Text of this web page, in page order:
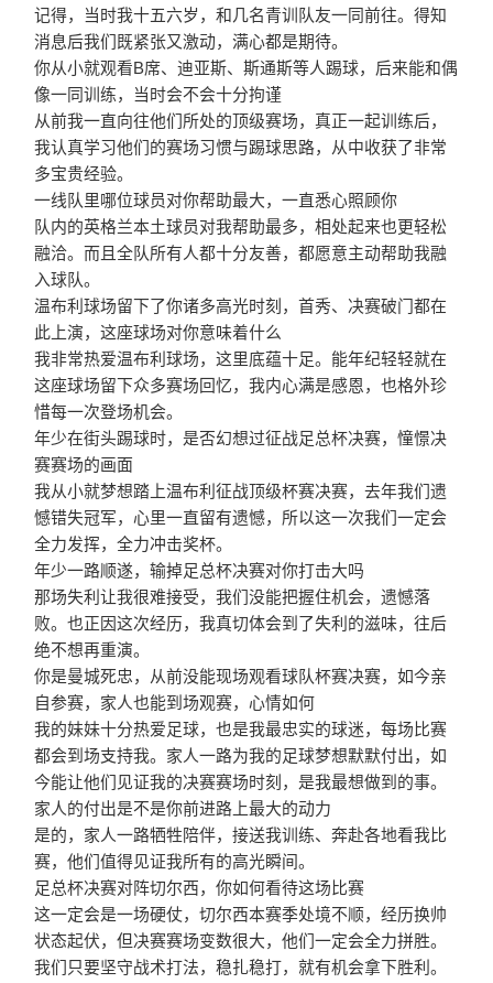
记得，当时我十五六岁，和几名青训队友一同前往。得知
消息后我们既紧张又激动，满心都是期待。
你从小就观看B席、迪亚斯、斯通斯等人踢球，后来能和偶
像一同训练，当时会不会十分拘谨
从前我一直向往他们所处的顶级赛场，真正一起训练后，
我认真学习他们的赛场习惯与踢球思路，从中收获了非常
多宝贵经验。
一线队里哪位球员对你帮助最大，一直悉心照顾你
队内的英格兰本土球员对我帮助最多，相处起来也更轻松
融洽。而且全队所有人都十分友善，都愿意主动帮助我融
入球队。
温布利球场留下了你诸多高光时刻，首秀、决赛破门都在
此上演，这座球场对你意味着什么
我非常热爱温布利球场，这里底蕴十足。能年纪轻轻就在
这座球场留下众多赛场回忆，我内心满是感恩，也格外珍
惜每一次登场机会。
年少在街头踢球时，是否幻想过征战足总杯决赛，憧憬决
赛赛场的画面
我从小就梦想踏上温布利征战顶级杯赛决赛，去年我们遗
憾错失冠军，心里一直留有遗憾，所以这一次我们一定会
全力发挥，全力冲击奖杯。
年少一路顺遂，输掉足总杯决赛对你打击大吗
那场失利让我很难接受，我们没能把握住机会，遗憾落
败。也正因这次经历，我真切体会到了失利的滋味，往后
绝不想再重演。
你是曼城死忠，从前没能现场观看球队杯赛决赛，如今亲
自参赛，家人也能到场观赛，心情如何
我的妹妹十分热爱足球，也是我最忠实的球迷，每场比赛
都会到场支持我。家人一路为我的足球梦想默默付出，如
今能让他们见证我的决赛赛场时刻，是我最想做到的事。
家人的付出是不是你前进路上最大的动力
是的，家人一路牺牲陪伴，接送我训练、奔赴各地看我比
赛，他们值得见证我所有的高光瞬间。
足总杯决赛对阵切尔西，你如何看待这场比赛
这一定会是一场硬仗，切尔西本赛季处境不顺，经历换帅
状态起伏，但决赛赛场变数很大，他们一定会全力拼胜。
我们只要坚守战术打法，稳扎稳打，就有机会拿下胜利。